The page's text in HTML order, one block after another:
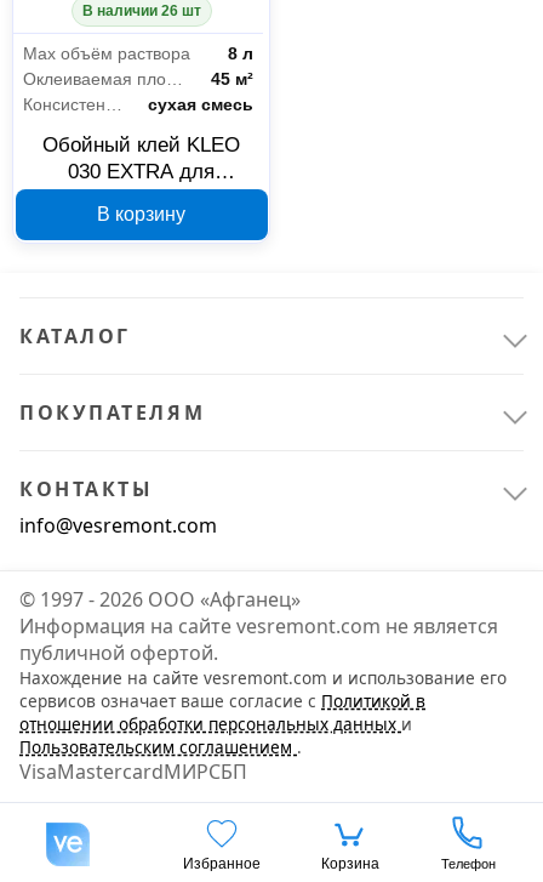
Избранное Корзина Телефон
Строительные материалы
Строительная химия 5
В наличии 26 шт
Мах объём раствора
8 л
Оклеиваемая площадь
45 м²
сухая смесь
Обойный клей KLEO
030 EXTRA для
м² 3760058412114
В корзину
КАТАЛОГ
ПОКУПАТЕЛЯМ
КОНТАКТЫ
info@vesremont.com
© 1997 - 2026 ООО «Афганец»
Информация на сайте vesremont.com не является
публичной офертой.
Нахождение на сайте vesremont.com и использование его
сервисов означает ваше согласие с Политикой в
отношении обработки персональных данных и
Пользовательским соглашением .
VisaMastercardМИРСБП